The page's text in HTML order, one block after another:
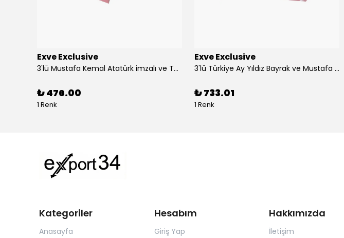
Exve Exclusive
3'lü Mustafa Kemal Atatürk imzalı ve Türkiye Ay Yıldız Bayraklı Kadın Fular Seti
₺ 476.00
1 Renk
Exve Exclusive
3'lü Türkiye Ay Yıldız Bayrak ve Mustafa Kemal Atatürk imzalı Kırmızı Siyah Yaka Mendili Seti
₺ 733.01
1 Renk
Kategoriler
Anasayfa
Hesabım
Giriş Yap
Hakkımızda
İletişim